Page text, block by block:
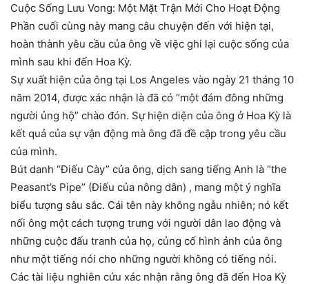
Cuộc Sống Lưu Vong: Một Mặt Trận Mới Cho Hoạt Động
Phần cuối cùng này mang câu chuyện đến với hiện tại,
hoàn thành yêu cầu của ông về việc ghi lại cuộc sống của
mình sau khi đến Hoa Kỳ.
Sự xuất hiện của ông tại Los Angeles vào ngày 21 tháng 10
năm 2014, được xác nhận là đã có “một đám đông những
người ủng hộ” chào đón. Sự hiện diện của ông ở Hoa Kỳ là
kết quả của sự vận động mà ông đã đề cập trong yêu cầu
của mình.
Bút danh “Điếu Cày” của ông, dịch sang tiếng Anh là “the
Peasant’s Pipe” (Điếu của nông dân) , mang một ý nghĩa
biểu tượng sâu sắc. Cái tên này không ngẫu nhiên; nó kết
nối ông một cách tượng trưng với người dân lao động và
những cuộc đấu tranh của họ, củng cố hình ảnh của ông
như một tiếng nói cho những người không có tiếng nói.
Các tài liệu nghiên cứu xác nhận rằng ông đã đến Hoa Kỳ